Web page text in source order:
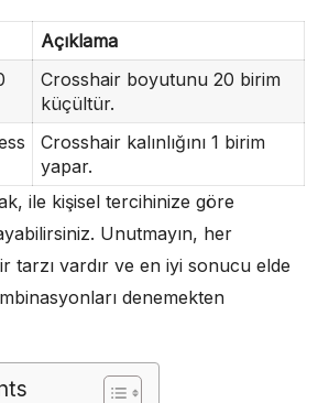
Açıklama
Crosshair boyutunu 20 birim
küçültür.
Crosshair kalınlığını 1 birim
yapar.
ile kişisel tercihinize göre
Unutmayın, her
tarzı vardır ve en iyi sonucu elde
denemekten